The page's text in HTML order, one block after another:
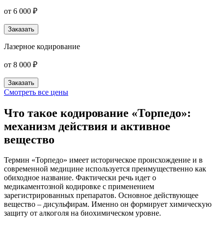
от 6 000 ₽
Заказать
Лазерное кодирование
от 8 000 ₽
Заказать
Смотреть все цены
Что такое кодирование «Торпедо»:
механизм действия и активное
вещество
Термин «Торпедо» имеет историческое происхождение и в
современной медицине используется преимущественно как
обиходное название. Фактически речь идет о
медикаментозной кодировке с применением
зарегистрированных препаратов. Основное действующее
вещество – дисульфирам. Именно он формирует химическую
защиту от алкоголя на биохимическом уровне.